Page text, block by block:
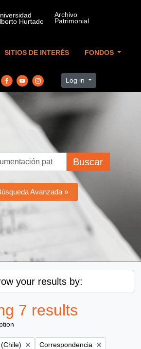
SITIOS DE INTERÉS FONDOS
Log in
Buscar
Avanzada »
your results by:
7 results
Remove filter:
Correspondencia